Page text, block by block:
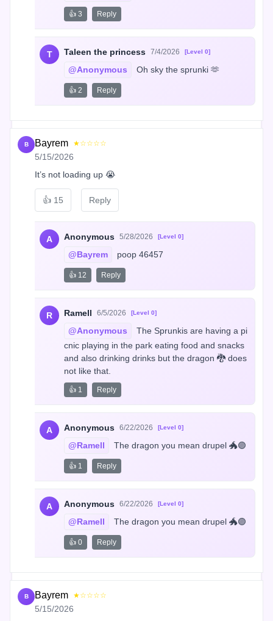
👍 3 Reply
T Taleen the princess 7/4/2026 [Level 0]
@Anonymous Oh sky the sprunki 🫶
👍 2 Reply
B Bayrem ★☆☆☆☆
5/15/2026
It’s not loading up 😭
👍 15 Reply
A Anonymous 5/28/2026 [Level 0]
@Bayrem poop 46457
👍 12 Reply
R Ramell 6/5/2026 [Level 0]
@Anonymous
The Sprunkis are having a pi
cnic playing in the park eating food and snacks
and also drinking drinks but the dragon 🐉 does
not like that.
👍 1 Reply
A Anonymous 6/22/2026 [Level 0]
@Ramell The dragon you mean drupel 🐲🟣
👍 1 Reply
A Anonymous 6/22/2026 [Level 0]
@Ramell The dragon you mean drupel 🐲🟣
👍 0 Reply
B Bayrem ★☆☆☆☆
5/15/2026